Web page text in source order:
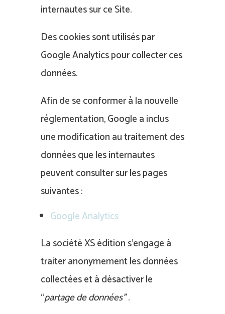
internautes sur ce Site.
Des cookies sont utilisés par
Google Analytics pour collecter ces
données.
Afin de se conformer à la nouvelle
réglementation, Google a inclus
une modification au traitement des
données que les internautes
peuvent consulter sur les pages
suivantes :
Google Analytics
La société XS édition s’engage à
traiter anonymement les données
collectées et à désactiver le
“partage de données”.